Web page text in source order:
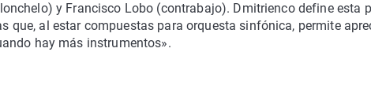
y Francisco Lobo (contrabajo). Dmitrienco define esta
que, al estar compuestas para orquesta sinfónica, permite
hay más instrumentos».